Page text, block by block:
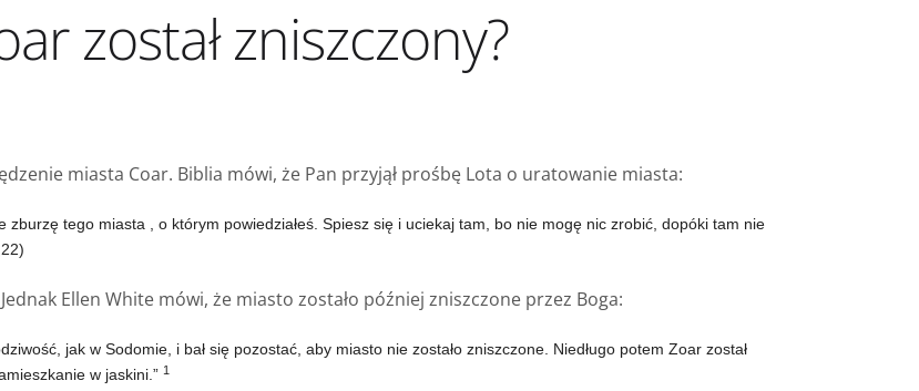
został zniszczony?
miasta Coar. Biblia mówi, że Pan przyjął prośbę Lota o uratowanie miasta:
zburzę tego miasta , o którym powiedziałeś. Spiesz się i uciekaj tam, bo nie mogę nic zrobić, dopóki tam nie
Ellen White mówi, że miasto zostało później zniszczone przez Boga:
jak w Sodomie, i bał się pozostać, aby miasto nie zostało zniszczone. Niedługo potem Zoar został
w jaskini.” 1